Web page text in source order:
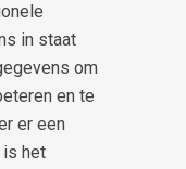
in staat
om
en te
er een
is het